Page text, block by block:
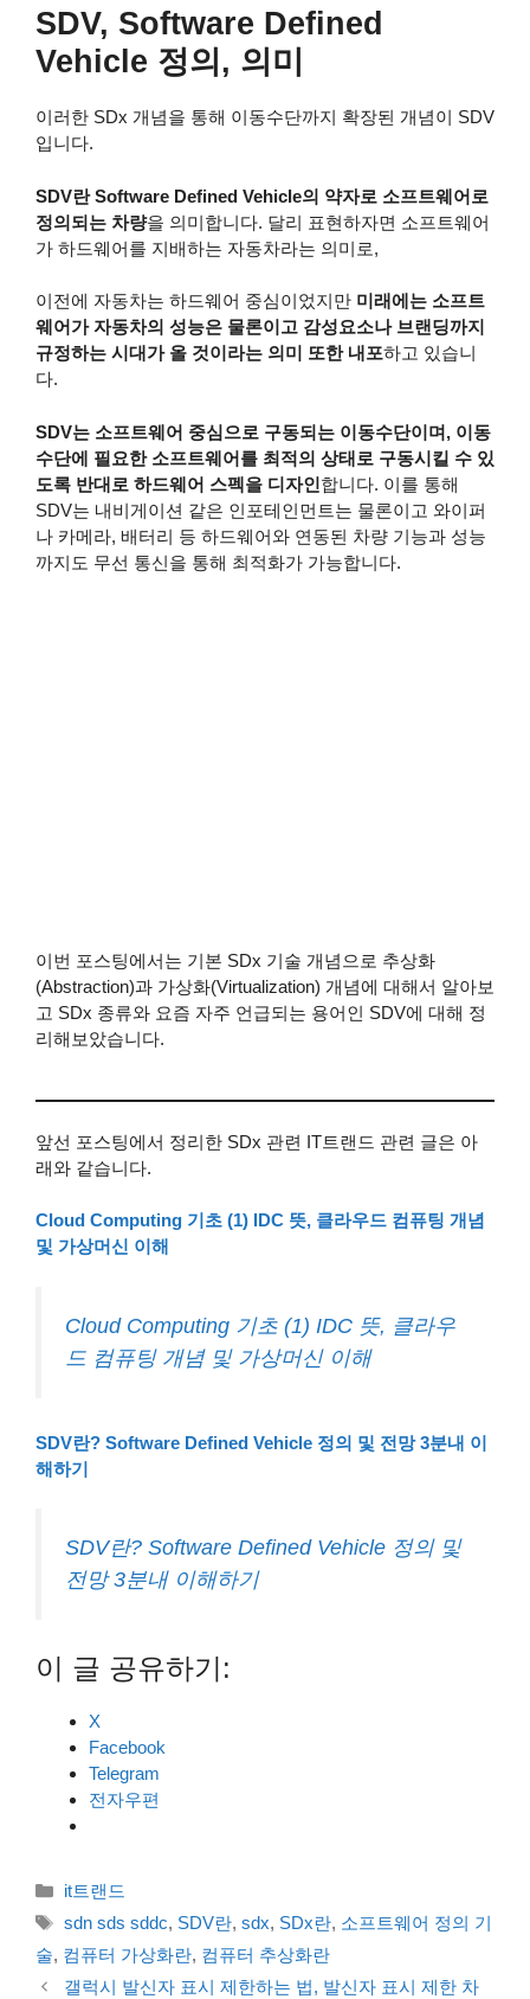
SDV, Software Defined
Vehicle 정의, 의미
이러한 SDx 개념을 통해 이동수단까지 확장된 개념이 SDV
입니다.
SDV란 Software Defined Vehicle의 약자로 소프트웨어로
정의되는 차량을 의미합니다. 달리 표현하자면 소프트웨어
가 하드웨어를 지배하는 자동차라는 의미로,
이전에 자동차는 하드웨어 중심이었지만 미래에는 소프트
웨어가 자동차의 성능은 물론이고 감성요소나 브랜딩까지
규정하는 시대가 올 것이라는 의미 또한 내포하고 있습니
다.
SDV는 소프트웨어 중심으로 구동되는 이동수단이며, 이동
수단에 필요한 소프트웨어를 최적의 상태로 구동시킬 수 있
도록 반대로 하드웨어 스펙을 디자인합니다. 이를 통해
SDV는 내비게이션 같은 인포테인먼트는 물론이고 와이퍼
나 카메라, 배터리 등 하드웨어와 연동된 차량 기능과 성능
까지도 무선 통신을 통해 최적화가 가능합니다.
이번 포스팅에서는 기본 SDx 기술 개념으로 추상화
(Abstraction)과 가상화(Virtualization) 개념에 대해서 알아보
고 SDx 종류와 요즘 자주 언급되는 용어인 SDV에 대해 정
리해보았습니다.
앞선 포스팅에서 정리한 SDx 관련 IT트랜드 관련 글은 아
래와 같습니다.
Cloud Computing 기초 (1) IDC 뜻, 클라우드 컴퓨팅 개념
및 가상머신 이해
Cloud Computing 기초 (1) IDC 뜻, 클라우
드 컴퓨팅 개념 및 가상머신 이해
SDV란? Software Defined Vehicle 정의 및 전망 3분내 이
해하기
SDV란? Software Defined Vehicle 정의 및
전망 3분내 이해하기
이 글 공유하기:
X
Facebook
Telegram
전자우편
카
리
it트랜드
태
그
sdn sds sddc, SDV란, sdx, SDx란, 소프트웨어 정의 기
술, 컴퓨터 가상화란, 컴퓨터 추상화란
갤럭시 발신자 표시 제한하는 법, 발신자 표시 제한 차